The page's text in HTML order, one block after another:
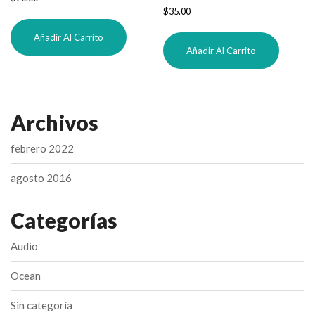
Añadir Al Carrito
Valorado
con
de 5
$35.00
Añadir Al Carrito
Archivos
febrero 2022
agosto 2016
Categorías
Audio
Ocean
Sin categoría